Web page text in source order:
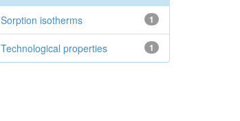
1
Sorption isotherms
1
Technological properties